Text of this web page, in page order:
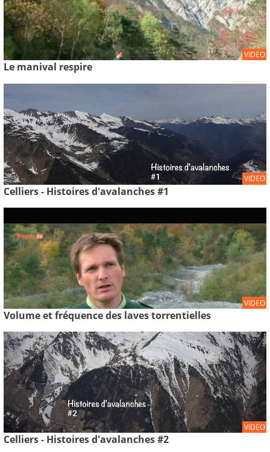
VIDEO
Le manival respire
VIDEO
Celliers - Histoires d'avalanches #1
VIDEO
Volume et fréquence des laves torrentielles
VIDEO
Celliers - Histoires d'avalanches #2